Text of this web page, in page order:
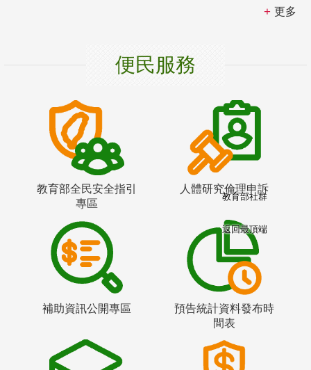
更多
便民服務
教育部全民安全指引
專區
人體研究倫理申訴
補助資訊公開專區
預告統計資料發布時
間表
教育部社群
返回最頂端